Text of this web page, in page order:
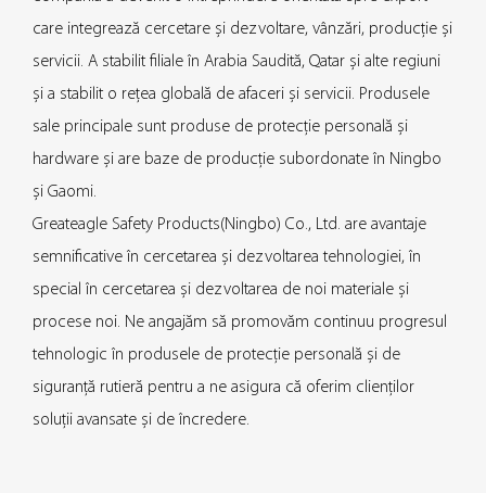
care integrează cercetare și dezvoltare, vânzări, producție și
servicii. A stabilit filiale în Arabia Saudită, Qatar și alte regiuni
și a stabilit o rețea globală de afaceri și servicii. Produsele
sale principale sunt produse de protecție personală și
hardware și are baze de producție subordonate în Ningbo
și Gaomi.
Greateagle Safety Products(Ningbo) Co., Ltd. are avantaje
semnificative în cercetarea și dezvoltarea tehnologiei, în
special în cercetarea și dezvoltarea de noi materiale și
procese noi. Ne angajăm să promovăm continuu progresul
tehnologic în produsele de protecție personală și de
siguranță rutieră pentru a ne asigura că oferim clienților
soluții avansate și de încredere.